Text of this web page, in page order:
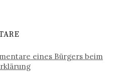
eines Bürgers beim